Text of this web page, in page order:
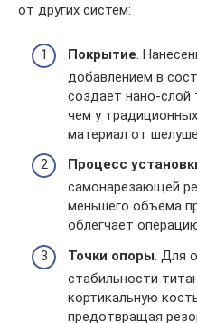
от других систем:
Покрытие .
добавлением в
создает нано-слой
чем у
материал от
Процесс
самонарезающей
меньшего объема
облегчает
Точки опоры . Для
стабильности
кортикальную
предотвращая